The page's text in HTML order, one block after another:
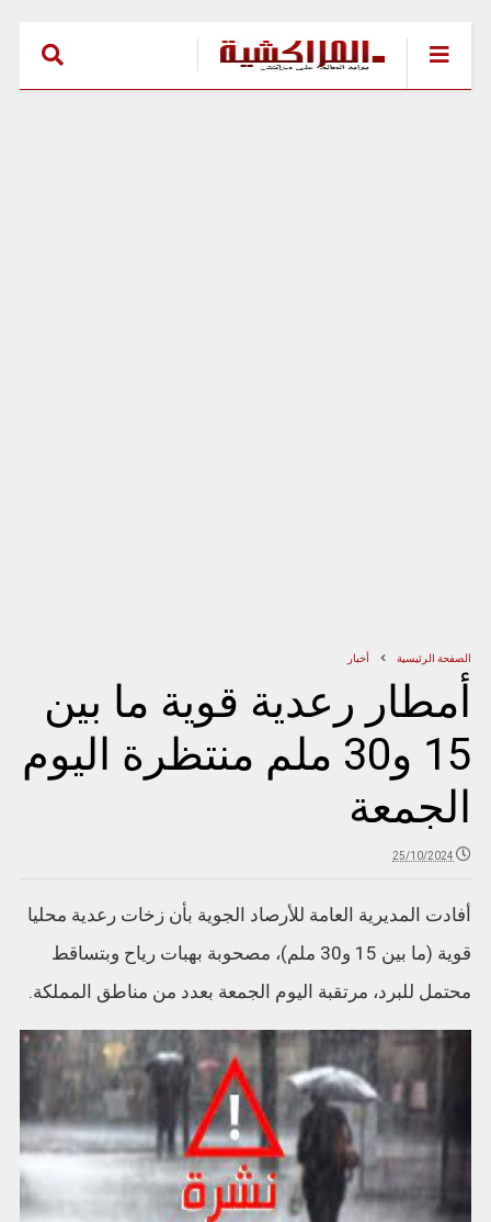
الصفحة الرئيسية أخبار
أمطار رعدية قوية ما بين
15 و30 ملم منتظرة اليوم
الجمعة
25/10/2024
أفادت المديرية العامة للأرصاد الجوية بأن زخات رعدية محليا
قوية (ما بين 15 و30 ملم)، مصحوبة بهبات رياح وبتساقط
محتمل للبرد، مرتقبة اليوم الجمعة بعدد من مناطق المملكة.